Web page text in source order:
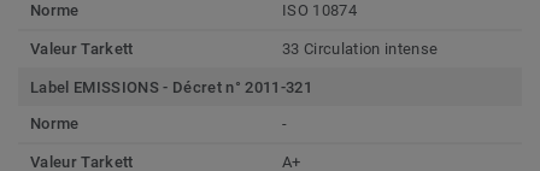
Norme
ISO 10874
Valeur Tarkett 33 Circulation intense
Label EMISSIONS - Décret n° 2011-321
Norme
-
Valeur Tarkett A+